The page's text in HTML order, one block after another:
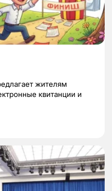
жителям
квитанции и